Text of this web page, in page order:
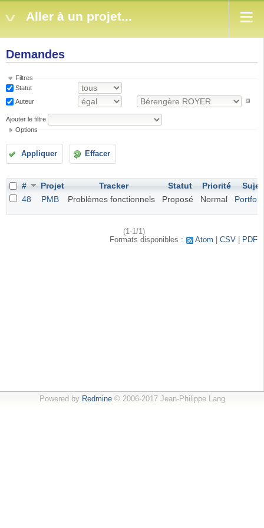
Aller à un projet...
Demandes
Filtres
Statut
Auteur
Ajouter le filtre
Options
Appliquer Effacer
# Projet Tracker Statut Priorité
Sujet
48
PMB Problèmes fonctionnels Proposé Normal
(1-1/1)
Formats disponibles :
Atom CSV PDF
Powered by Redmine© 2006-2017 Jean-Philippe Lang